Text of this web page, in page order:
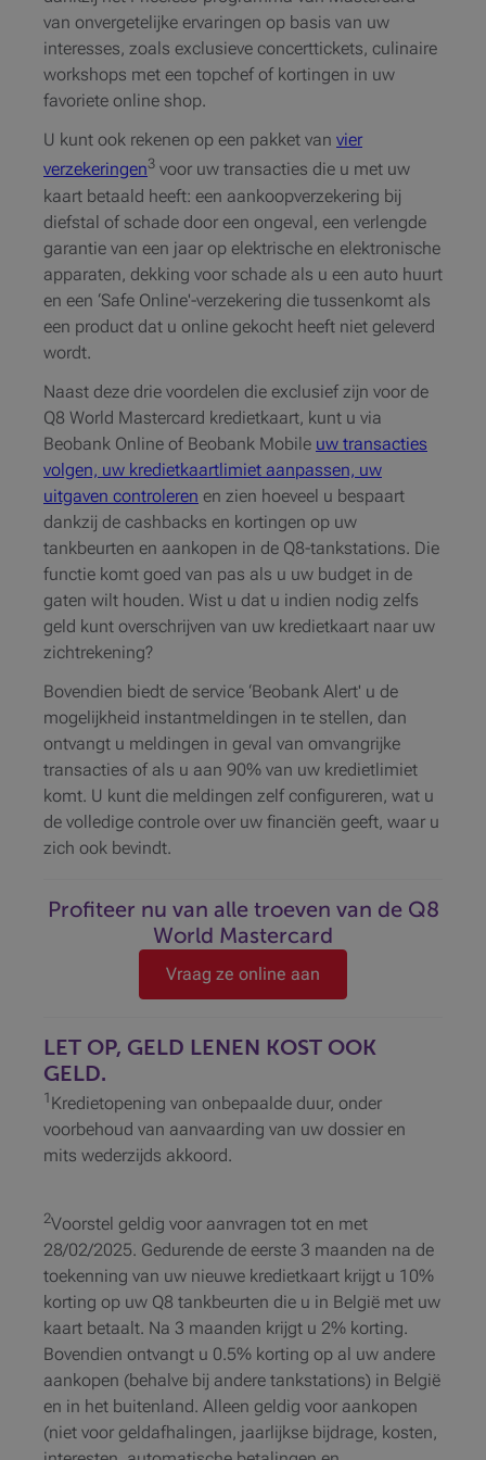
van onvergetelijke ervaringen op basis van uw
interesses, zoals exclusieve concerttickets, culinaire
workshops met een topchef of kortingen in uw
favoriete online shop.
U kunt ook rekenen op een pakket van vier
verzekeringen3 voor uw transacties die u met uw
kaart betaald heeft: een aankoopverzekering bij
diefstal of schade door een ongeval, een verlengde
garantie van een jaar op elektrische en elektronische
apparaten, dekking voor schade als u een auto huurt
en een ‘Safe Online'-verzekering die tussenkomt als
een product dat u online gekocht heeft niet geleverd
wordt.
Naast deze drie voordelen die exclusief zijn voor de
Q8 World Mastercard kredietkaart, kunt u via
Beobank Online of Beobank Mobile uw transacties
volgen, uw kredietkaartlimiet aanpassen, uw
uitgaven controleren en zien hoeveel u bespaart
dankzij de cashbacks en kortingen op uw
tankbeurten en aankopen in de Q8-tankstations. Die
functie komt goed van pas als u uw budget in de
gaten wilt houden. Wist u dat u indien nodig zelfs
geld kunt overschrijven van uw kredietkaart naar uw
zichtrekening?
Bovendien biedt de service ‘Beobank Alert' u de
mogelijkheid instantmeldingen in te stellen, dan
ontvangt u meldingen in geval van omvangrijke
transacties of als u aan 90% van uw kredietlimiet
komt. U kunt die meldingen zelf configureren, wat u
de volledige controle over uw financiën geeft, waar u
zich ook bevindt.
Profiteer nu van alle troeven van de Q8
World Mastercard
Vraag ze online aan
LET OP, GELD LENEN KOST OOK
GELD.
1 Kredietopening van onbepaalde duur, onder
voorbehoud van aanvaarding van uw dossier en
mits wederzijds akkoord.
2Voorstel geldig voor aanvragen tot en met
28/02/2025. Gedurende de eerste 3 maanden na de
toekenning van uw nieuwe kredietkaart krijgt u 10%
korting op uw Q8 tankbeurten die u in België met uw
kaart betaalt. Na 3 maanden krijgt u 2% korting.
Bovendien ontvangt u 0.5% korting op al uw andere
aankopen (behalve bij andere tankstations) in België
en in het buitenland. Alleen geldig voor aankopen
(niet voor geldafhalingen, jaarlijkse bijdrage, kosten,